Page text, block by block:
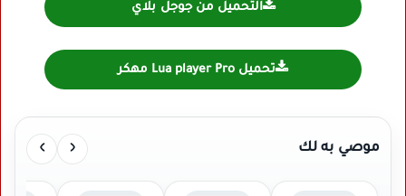
التحميل من جوجل بلاي
تحميل Lua player Pro مهكر
موصي به لك ‹
›